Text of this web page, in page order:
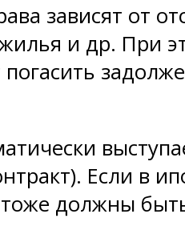
зависят от
и др. При
Если в
тоже должны